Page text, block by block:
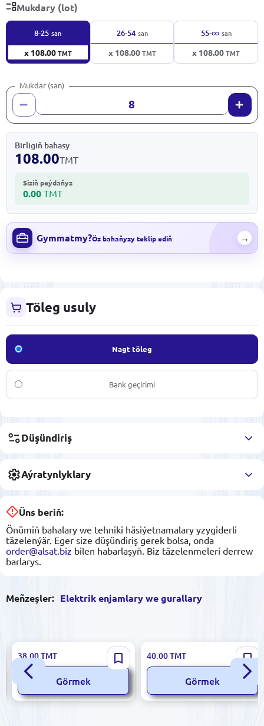
Mukdary (lot)
8-25 san
x 108.00TMT
26-54 san
x 108.00TMT
55-∞ san
x 108.00TMT
Mukdar (san)
Birligiň bahasy
108.00TMT
Siziň peýdaňyz
0.00 TMT
Gymmatmy?Öz bahaňyzy teklip ediň →
Töleg usuly
Nagt töleg
Bank geçirimi
Düşündiriş
Aýratynlyklary
Üns beriň:
Önümiň bahalary we tehniki häsiýetnamalary yzygiderli
täzelenýär. Eger size düşündiriş gerek bolsa, onda
order@alsat.biz bilen habarlaşyň. Biz täzelenmeleri derrew
barlarys.
Meñzeşler: Elektrik enjamlary we gurallary
GLORIUS LAY5-ED41 |
Ø22mm Baharly Wyklýuçatel
NC
38.00TMT
Görmek
MUTLUSAN MTS06-1050C |
Awtomat Tok Kesiji 1P 50A
6kA C görnüşli
40.00TMT
Görmek